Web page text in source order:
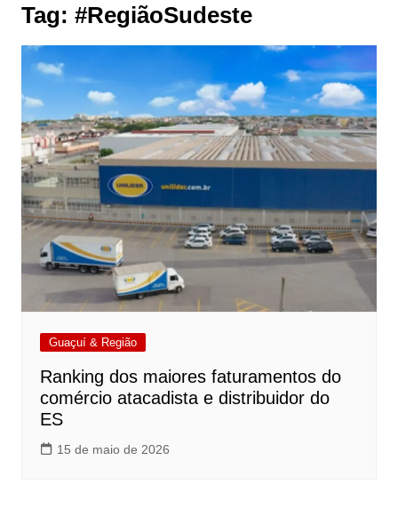
Tag: #RegiãoSudeste
Guaçuí & Região
Ranking dos maiores faturamentos do
comércio atacadista e distribuidor do
ES
15 de maio de 2026